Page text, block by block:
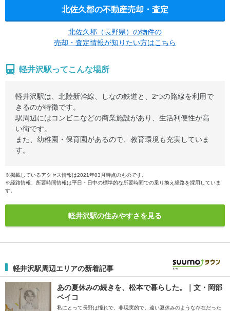
北佐久郡の不動産売却・査定
北佐久郡（長野県）の物件の
売却・査定情報が知りたい方はこちら
軽井沢駅ってこんな場所
軽井沢駅は、北陸新幹線、しなの鉄道と、2つの路線を利用で
きるのが特徴です。
駅周辺にはコンビニなどの商業施設があり、生活利便性が高
い街です。
また、幼稚園・保育園があるので、教育環境も充実していま
す。
※掲載しているアクセス情報は2021年03月時点のものです。
※経路情報、所要時間情報は平日・日中の標準的な所要時間での乗り換え経路を採用していま
す。
軽井沢駅の住みやすさを見る
軽井沢駅周辺エリアの新着記事
あの夏休みの続きを、松本で暮らした。｜文・岡部
ベイコ
私にとって長野は憧れで、非現実的で、遠い夏休みのような存在だった